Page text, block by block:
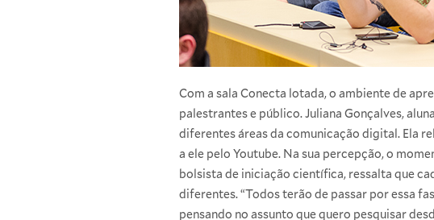
Com a sala Conecta lotada, o ambiente de
palestrantes e público. Juliana Gonçalves,
diferentes áreas da comunicação digital. Ela
a ele pelo Youtube. Na sua percepção, o
bolsista de iniciação científica, ressalta que
diferentes. “Todos terão de passar por essa
pensando no assunto que quero pesquisar